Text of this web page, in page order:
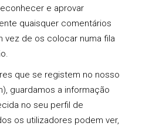
e aprovar
quaisquer comentários
vez de os colocar numa fila
que se registem no nosso
guardamos a informação
no seu perfil de
os utilizadores podem ver,